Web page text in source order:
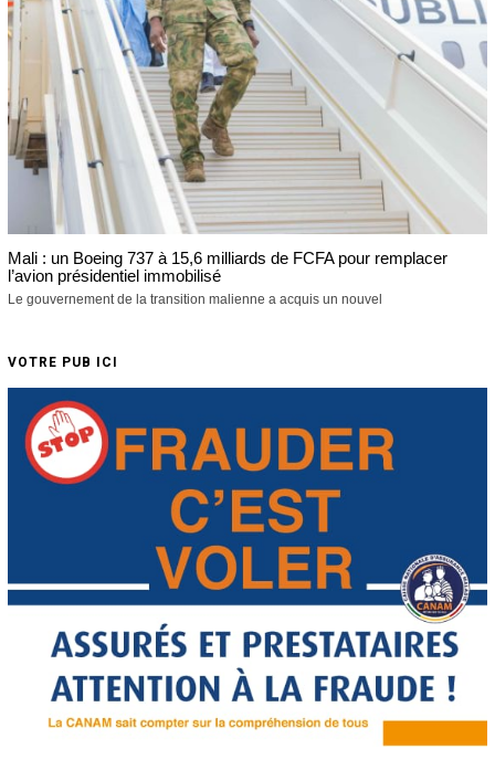
Mali : un Boeing 737 à 15,6 milliards de FCFA pour remplacer
l’avion présidentiel immobilisé
Le gouvernement de la transition malienne a acquis un nouvel
VOTRE PUB ICI